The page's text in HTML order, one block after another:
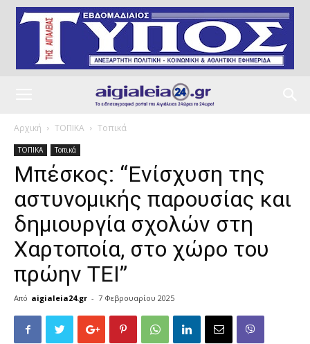
Αρχική ΤΟΠΙΚΑ Τοπικά
ΤΟΠΙΚΑ Τοπικά
Μπέσκος: “Ενίσχυση της
αστυνομικής παρουσίας και
δημιουργία σχολών στη
Χαρτοποία, στο χώρο του
πρώην ΤΕΙ”
Από aigialeia24.gr - 7 Φεβρουαρίου 2025